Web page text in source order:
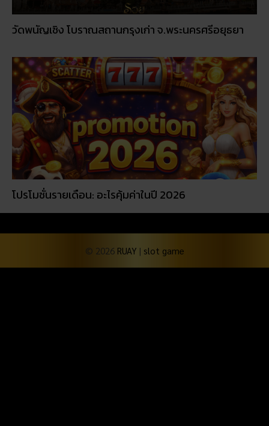
วัดพนัญเชิง โบราณสถานกรุงเก่า จ.พระนครศรีอยุธยา
โปรโมชั่นรายเดือน: อะไรคุ้มค่าในปี 2026
© 2026 RUAY | slot game